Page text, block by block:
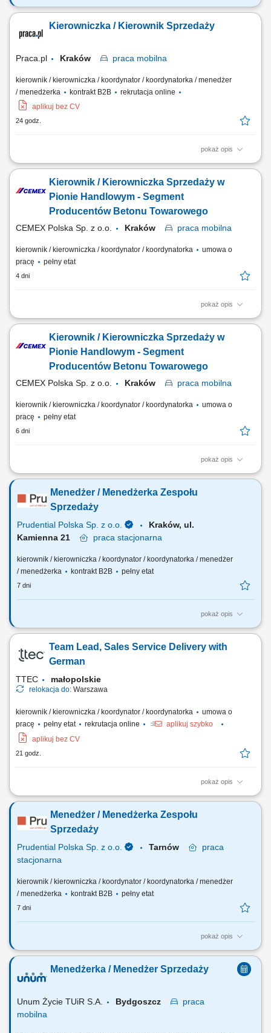
Twoja rola: budujesz i rozwijasz zespół sprzedażowy – rekrutujesz,
z jego potencjałem, odpowiadasz za wyniki i sposób ich osiągania,
rozwijasz zespół w oparciu o wzajemne zaufanie i partnerską
Kierowniczka / Kierownik Sprzedaży
Praca.pl Kraków praca mobilna
kierownik / kierowniczka / koordynator / koordynatorka / menedżer
/ menedżerka
kontrakt B2B
rekrutacja online
aplikuj bez CV
24 godz.
pokaż opis
Zadania: Budowanie i rozwój zespołu sprzedażowego: rekrutacja,
sprzedażowych; Inspirowanie zespołu poprzez kreowanie relacji
opartych na wspólnych wartościach;
Kierownik / Kierowniczka Sprzedaży w
Pionie Handlowym - Segment
Producentów Betonu Towarowego
CEMEX Polska Sp. z o.o. Kraków praca mobilna
kierownik / kierowniczka / koordynator / koordynatorka
umowa o
pracę
pełny etat
4 dni
pokaż opis
Opis stanowiska Rozwijanie sprzedaży produktów dla klientów
kontrahentów oraz budowanie długoterminowych relacji handlowych.
Prowadzenie spotkań, przygotowywanie ofert i negocjowanie warunków
współpracy. Monitorowanie rynku oraz...
Kierownik / Kierowniczka Sprzedaży w
Pionie Handlowym - Segment
Producentów Betonu Towarowego
CEMEX Polska Sp. z o.o. Kraków praca mobilna
kierownik / kierowniczka / koordynator / koordynatorka
umowa o
pracę
pełny etat
6 dni
pokaż opis
Cel stanowiska Kierownik Sprzedaży cementu w segmencie
celów biznesowych poprzez pozyskiwanie nowych Klientów, rozwijanie
relacji z obecnymi Partnerami oraz skuteczne zarządzanie procesem
Menedżer / Menedżerka Zespołu
Sprzedaży
Prudential Polska Sp. z o.o.
Kraków, ul.
Kamienna 21
praca stacjonarna
kierownik / kierowniczka / koordynator / koordynatorka / menedżer
/ menedżerka
kontrakt B2B pełny etat
7 dni
pokaż opis
Twój zakres obowiązków: budowanie własnego biznesu opartego o
Planowania Finansowego, rekrutacja i wdrażanie nowych
Konsultantów w Twoim zespole, rozwijanie wiedzy produktowej i
Team Lead, Sales Service Delivery with
German
TTEC małopolskie
relokacja do: Warszawa
kierownik / kierowniczka / koordynator / koordynatorka
umowa o
pracę
pełny etat rekrutacja online
aplikuj szybko
aplikuj bez CV
21 godz.
pokaż opis
Opis stanowiska: Wspieranie i motywowanie zespołu w osiąganiu
problemów i eskalacji klientów; Zapewnianie wysokiej jakości obsługi
klienta podczas każdej rozmowy; Pełnienie roli menedżera pierwszej
Menedżer / Menedżerka Zespołu
Sprzedaży
Prudential Polska Sp. z o.o. Tarnów
praca
stacjonarna
kierownik / kierowniczka / koordynator / koordynatorka / menedżer
/ menedżerka
kontrakt B2B pełny etat
7 dni
pokaż opis
Twój zakres obowiązków: budowanie własnego biznesu opartego o
Planowania Finansowego, rekrutacja i wdrażanie nowych
Konsultantów w Twoim zespole, rozwijanie wiedzy produktowej i
Menedżerka / Menedżer Sprzedaży
Unum Życie TUiR S.A. Bydgoszcz
praca
mobilna